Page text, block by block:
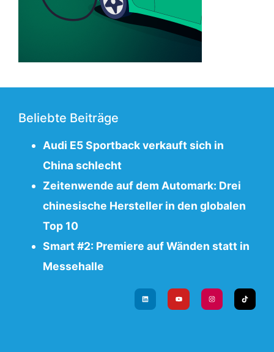
Beliebte Beiträge
Audi E5 Sportback verkauft sich in
China schlecht
Zeitenwende auf dem Automark: Drei
chinesische Hersteller in den globalen
Top 10
Smart #2: Premiere auf Wänden statt in
Messehalle